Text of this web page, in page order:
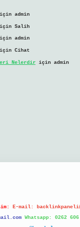
admin
Salih
admin
Cihat
Nelerdiriçin admin
E-mail:
Whatsapp: 0262